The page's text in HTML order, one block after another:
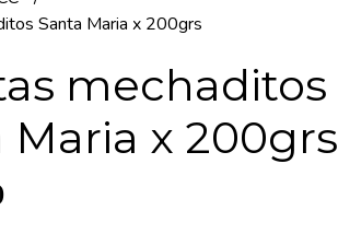
Santa Maria x 200grs
mechaditos
Maria x 200grs